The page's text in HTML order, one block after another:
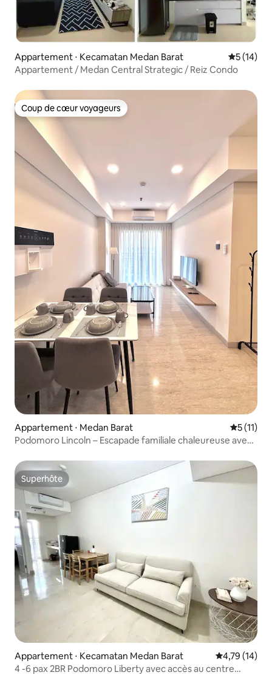
Appartement ⋅ Kecamatan Medan Barat
5 (14)
Appartement / Medan Central Strategic / Reiz Condo
Coup de cœur voyageurs
Coup de cœur voyageurs
Appartement ⋅ Medan Barat
5 (11)
Podomoro Lincoln – Escapade familiale chaleureuse avec
Superhôte
Superhôte
Appartement ⋅ Kecamatan Medan Barat Évaluation
4,79 (14)
4 -6 pax 2BR Podomoro Liberty avec accès au centre